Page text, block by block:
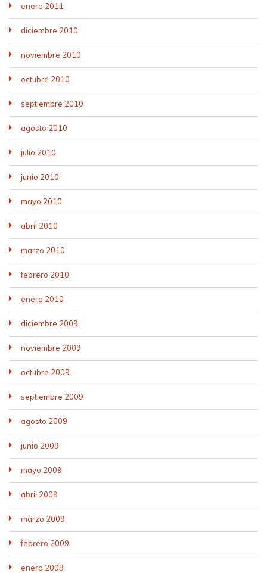
enero 2011
diciembre 2010
noviembre 2010
octubre 2010
septiembre 2010
agosto 2010
julio 2010
junio 2010
mayo 2010
abril 2010
marzo 2010
febrero 2010
enero 2010
diciembre 2009
noviembre 2009
octubre 2009
septiembre 2009
agosto 2009
junio 2009
mayo 2009
abril 2009
marzo 2009
febrero 2009
enero 2009